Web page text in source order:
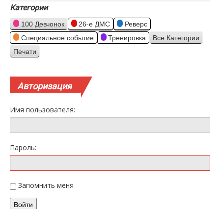
Категории
100 Девчонок 26-е ДМС
Реверс
Специальное событие
Тренировка Все Категории
Просмотр
Печати
Авторизация
Имя пользователя:
Пароль:
Запомнить меня
Войти